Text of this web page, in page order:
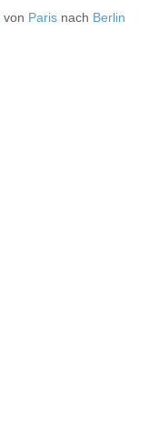
von Paris nach Berlin